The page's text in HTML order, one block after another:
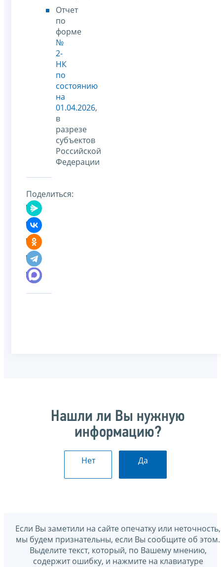
Отчет
по
форме
№
2-
НК
по
состоянию
на
01.04.2026,
в
разрезе
субъектов
Российской
Федерации
Поделиться:
Нашли ли Вы нужную
информацию?
Нет Да
Если Вы заметили на сайте опечатку или неточность,
мы будем признательны, если Вы сообщите об этом.
Выделите текст, который, по Вашему мнению,
содержит ошибку, и нажмите на клавиатуре